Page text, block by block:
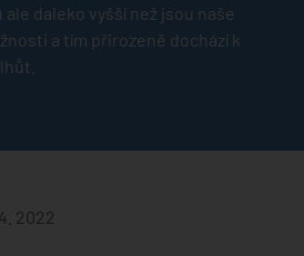
daleko vyšší než jsou naše
a tím přirozeně dochází k
2022